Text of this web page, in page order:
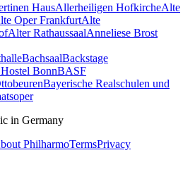
HausAllerheiligen HofkircheAlte
Oper FrankfurtAlte
Alter RathaussaalAnneliese Brost
BachsaalBackstage
BonnBASF
Bayerische Realschulen und
in Germany
PhilharmoTermsPrivacy